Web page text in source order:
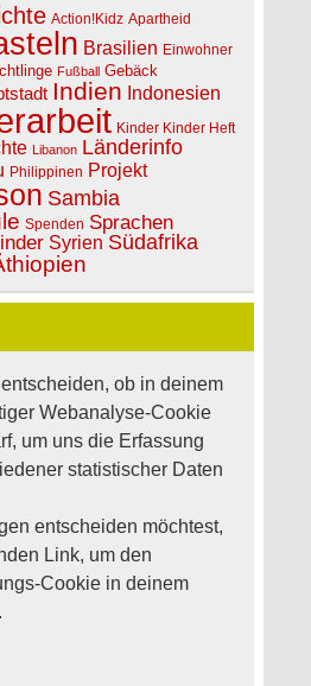
Action!Kidz Apartheid
Brasilien Einwohner
Fußball Gebäck
Indien Indonesien
Kinder Kinder Heft
Libanon Länderinfo
Philippinen Projekt
Sambia
Spenden Sprachen
Syrien Südafrika
ob in deinem
Webanalyse-Cookie
um uns die Erfassung
statistischer Daten
entscheiden möchtest,
Link, um den
Cookie in deinem